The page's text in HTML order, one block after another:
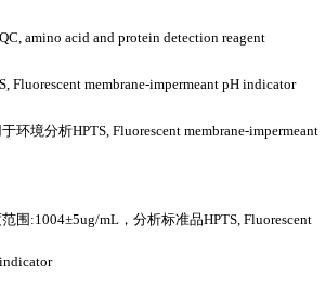
amino acid and protein detection reagent
Fluorescent membrane-impermeant pH indicator
环境分析HPTS, Fluorescent membrane-impermeant
围 :1004±5ug/mL，分析标准品HPTS, Fluorescent